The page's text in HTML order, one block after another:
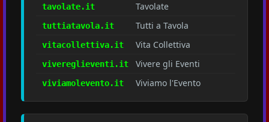
tavolate.it Tavolate
tuttiatavola.it Tutti a Tavola
vitacollettiva.it Vita Collettiva
vivereglieventi.it Vivere gli Eventi
viviamolevento.it Viviamo l'Evento